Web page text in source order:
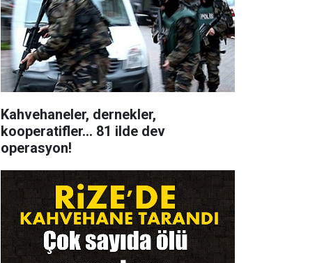
Kahvehaneler, dernekler,
kooperatifler... 81 ilde dev
operasyon!